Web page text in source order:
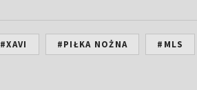
#XAVI #PIŁKA NOŻNA #MLS